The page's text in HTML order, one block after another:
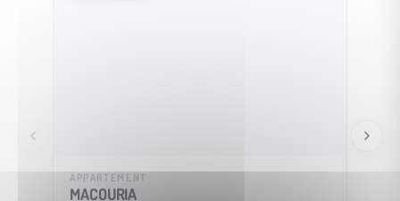
APPARTEMENT
MACOURIA